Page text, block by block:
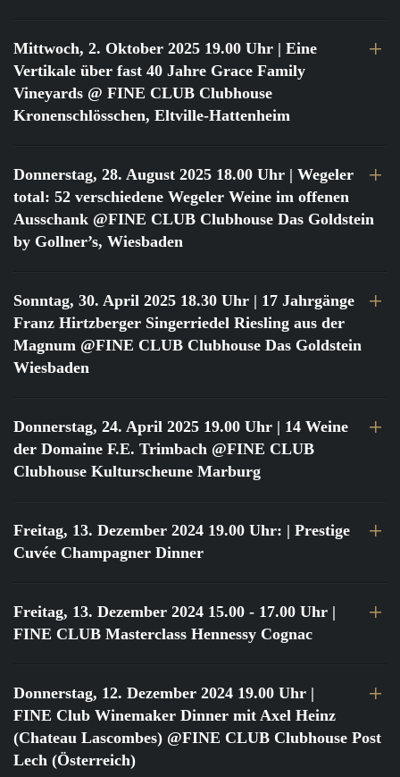
Mittwoch, 2. Oktober 2025 19.00 Uhr | Eine
Vertikale über fast 40 Jahre Grace Family
Vineyards @ FINE CLUB Clubhouse
Kronenschlösschen, Eltville-Hattenheim
Donnerstag, 28. August 2025 18.00 Uhr | Wegeler
total: 52 verschiedene Wegeler Weine im offenen
Ausschank @FINE CLUB Clubhouse Das Goldstein
by Gollner’s, Wiesbaden
Sonntag, 30. April 2025 18.30 Uhr | 17 Jahrgänge
Franz Hirtzberger Singerriedel Riesling aus der
Magnum @FINE CLUB Clubhouse Das Goldstein
Wiesbaden
Donnerstag, 24. April 2025 19.00 Uhr | 14 Weine
der Domaine F.E. Trimbach @FINE CLUB
Clubhouse Kulturscheune Marburg
Freitag, 13. Dezember 2024 19.00 Uhr: | Prestige
Cuvée Champagner Dinner
Freitag, 13. Dezember 2024 15.00 - 17.00 Uhr |
FINE CLUB Masterclass Hennessy Cognac
Donnerstag, 12. Dezember 2024 19.00 Uhr |
FINE Club Winemaker Dinner mit Axel Heinz
(Chateau Lascombes) @FINE CLUB Clubhouse Post
Lech (Österreich)